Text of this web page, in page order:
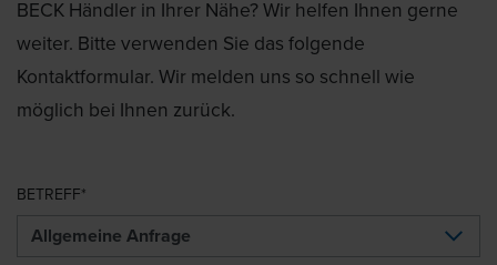
BECK Händler in Ihrer Nähe? Wir helfen Ihnen gerne
weiter. Bitte verwenden Sie das folgende
Kontaktformular. Wir melden uns so schnell wie
möglich bei Ihnen zurück.
BETREFF